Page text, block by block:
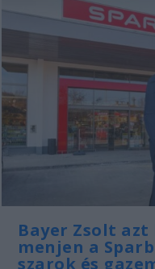
Bayer Zsolt
menjen a
szarok és